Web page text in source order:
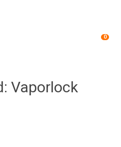
0
Vaporlock